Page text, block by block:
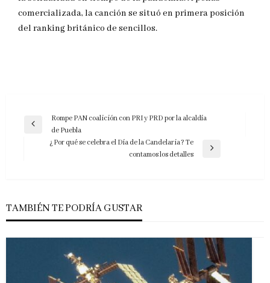
comercializada, la canción se situó en primera posición
del ranking británico de sencillos.
Navegación
Rompe PAN coalición con PRI y PRD por la alcaldía
de Puebla
¿Por qué se celebra el Día de la Candelaria? Te
contamos los detalles
TAMBIÉN TE PODRÍA GUSTAR